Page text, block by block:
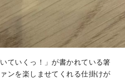
ていくっ！」が書かれている箸
ンを楽しませてくれる仕掛けが